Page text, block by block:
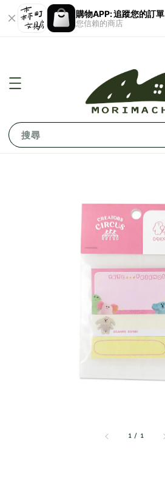
購物APP: 追蹤您的訂單
您信賴的商店
搜尋
1 / 1